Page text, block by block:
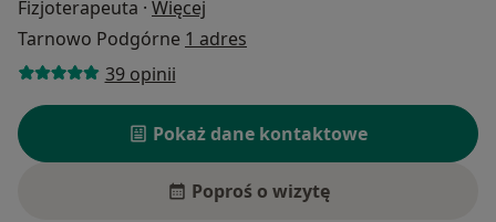
Fizjoterapeuta · Więcej
Tarnowo Podgórne 1 adres
39 opinii
Pokaż dane kontaktowe
Poproś o wizytę